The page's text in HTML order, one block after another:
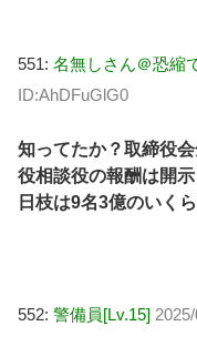
551: 名無しさん＠恐縮
ID:AhDFuGlG0
知ってたか？取締役
役相談役の報酬は開
日枝は9名3億のいく
552: 警備員[Lv.15]